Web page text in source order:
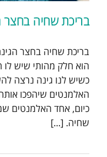
בריכת שחיה בחצר
בריכת שחיה בחצר
הוא חלק מהותי שיש לו
כשיש לנו גינה נרצה
האלמנטים שיהפכו
כיום, אחד האלמנטים
שחיה. [...]